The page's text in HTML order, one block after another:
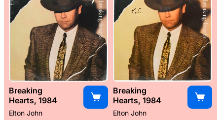
Breaking
Hearts, 1984
Elton John
Breaking
Hearts, 1984
Elton John